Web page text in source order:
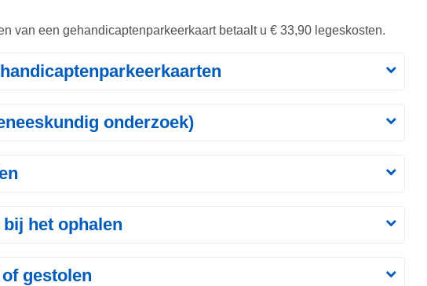
van een gehandicaptenparkeerkaart betaalt u € 33,90 legeskosten.
onderzoek)
bij het ophalen
gestolen